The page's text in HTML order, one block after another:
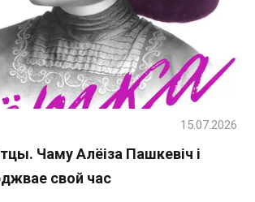
Чаму Алёіза Пашкевіч і
свой час
15.07.2026